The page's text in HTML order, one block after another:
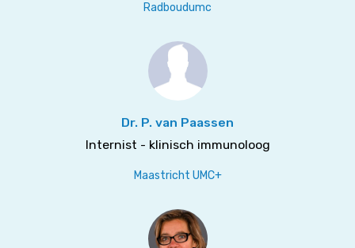
Radboudumc
Dr. P. van Paassen
Internist - klinisch immunoloog
Maastricht UMC+